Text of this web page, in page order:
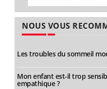
NOUS VOUS
Les troubles du sommeil
Mon enfant est-il trop
empathique ?